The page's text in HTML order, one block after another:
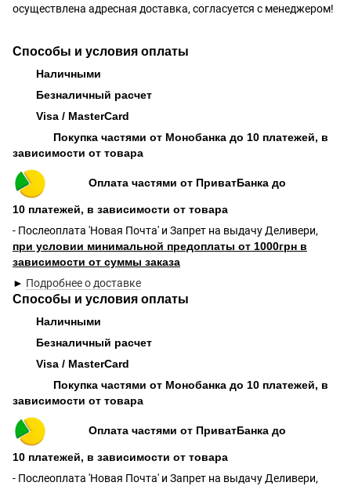
осуществлена адресная доставка, согласуется с менеджером!
Способы и условия оплаты
Наличными
Безналичный расчет
Visa / MasterCard
Покупка частями от Монобанка до 10 платежей, в
зависимости от товара
Оплата частями от ПриватБанка до
10 платежей, в зависимости от товара
- Послеоплата 'Новая Почта' и Запрет на выдачу Деливери,
при условии минимальной предоплаты от 1000грн в
зависимости от суммы заказа
► Подробнее о доставке
Способы и условия оплаты
Наличными
Безналичный расчет
Visa / MasterCard
Покупка частями от Монобанка до 10 платежей, в
зависимости от товара
Оплата частями от ПриватБанка до
10 платежей, в зависимости от товара
- Послеоплата 'Новая Почта' и Запрет на выдачу Деливери,